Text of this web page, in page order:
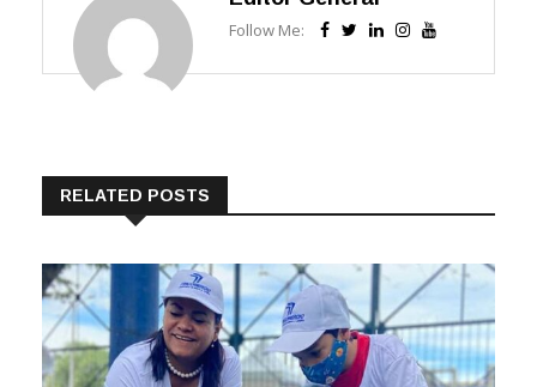
Follow Me:
RELATED POSTS